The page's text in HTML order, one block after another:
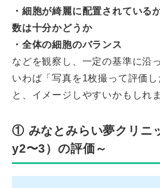
・細胞が綺麗に配置されている
数は十分かどうか
・全体の細胞のバランス
などを観察し、一定の基準に沿
いわば「写真を1枚撮って評価
と、イメージしやすいかもしれ
① みなとみらい夢クリニ
y2〜3）の評価～